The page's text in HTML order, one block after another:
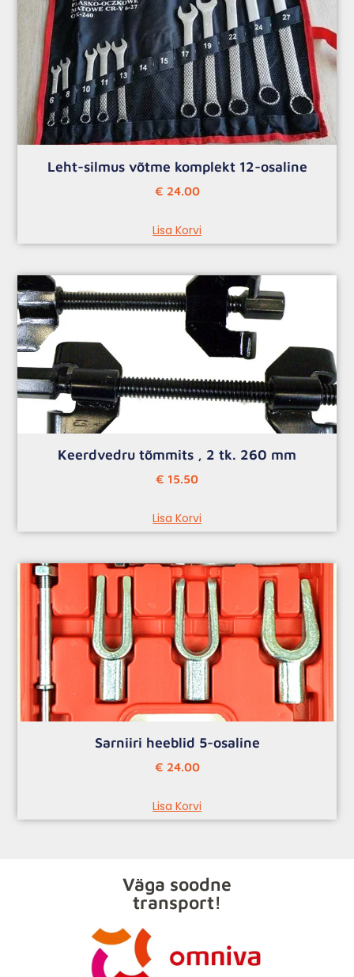
Leht-silmus võtme komplekt 12-osaline
€ 24.00
Lisa Korvi
Keerdvedru tõmmits , 2 tk. 260 mm
€ 15.50
Lisa Korvi
Sarniiri heeblid 5-osaline
€ 24.00
Lisa Korvi
Väga soodne
transport!